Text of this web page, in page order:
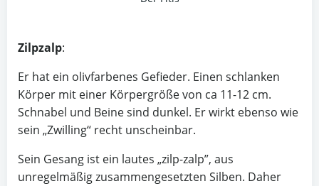
Zilpzalp:
Er hat ein olivfarbenes Gefieder. Einen schlanken
Körper mit einer Körpergröße von ca 11-12 cm.
Schnabel und Beine sind dunkel. Er wirkt ebenso wie
sein „Zwilling“ recht unscheinbar.
Sein Gesang ist ein lautes „zilp-zalp”, aus
unregelmäßig zusammengesetzten Silben. Daher